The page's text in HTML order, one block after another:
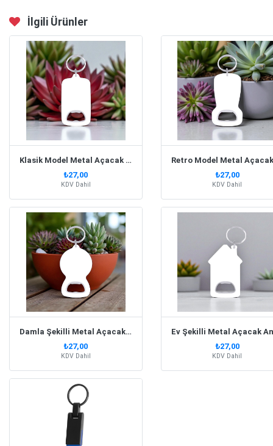
İlgili Ürünler
Klasik Model Metal Açacak Anahtarlık
₺27,00
KDV Dahil
₺27,00
KDV Dahil
Damla Şekilli Metal Açacak Anahtarlık
₺27,00
KDV Dahil
₺27,00
KDV Dahil